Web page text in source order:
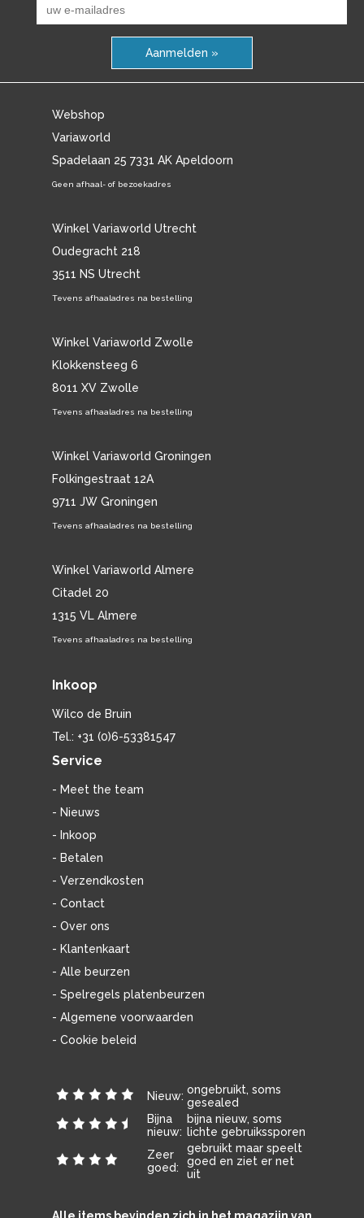
Aanmelden »
Webshop
Variaworld
Spadelaan 25 7331 AK Apeldoorn
Geen afhaal- of bezoekadres
Winkel Variaworld Utrecht
Oudegracht 218
3511 NS Utrecht
Tevens afhaaladres na bestelling
Winkel Variaworld Zwolle
Klokkensteeg 6
8011 XV Zwolle
Tevens afhaaladres na bestelling
Winkel Variaworld Groningen
Folkingestraat 12A
9711 JW Groningen
Tevens afhaaladres na bestelling
Winkel Variaworld Almere
Citadel 20
1315 VL Almere
Tevens afhaaladres na bestelling
Inkoop
Wilco de Bruin
Tel.: +31 (0)6-53381547
Service
- Meet the team
- Nieuws
- Inkoop
- Betalen
- Verzendkosten
- Contact
- Over ons
- Klantenkaart
- Alle beurzen
- Spelregels platenbeurzen
- Algemene voorwaarden
- Cookie beleid
Nieuw: ongebruikt, soms
gesealed
Bijna
nieuw:
bijna nieuw, soms
lichte gebruikssporen
Zeer
goed:
gebruikt maar speelt
goed en ziet er net
uit